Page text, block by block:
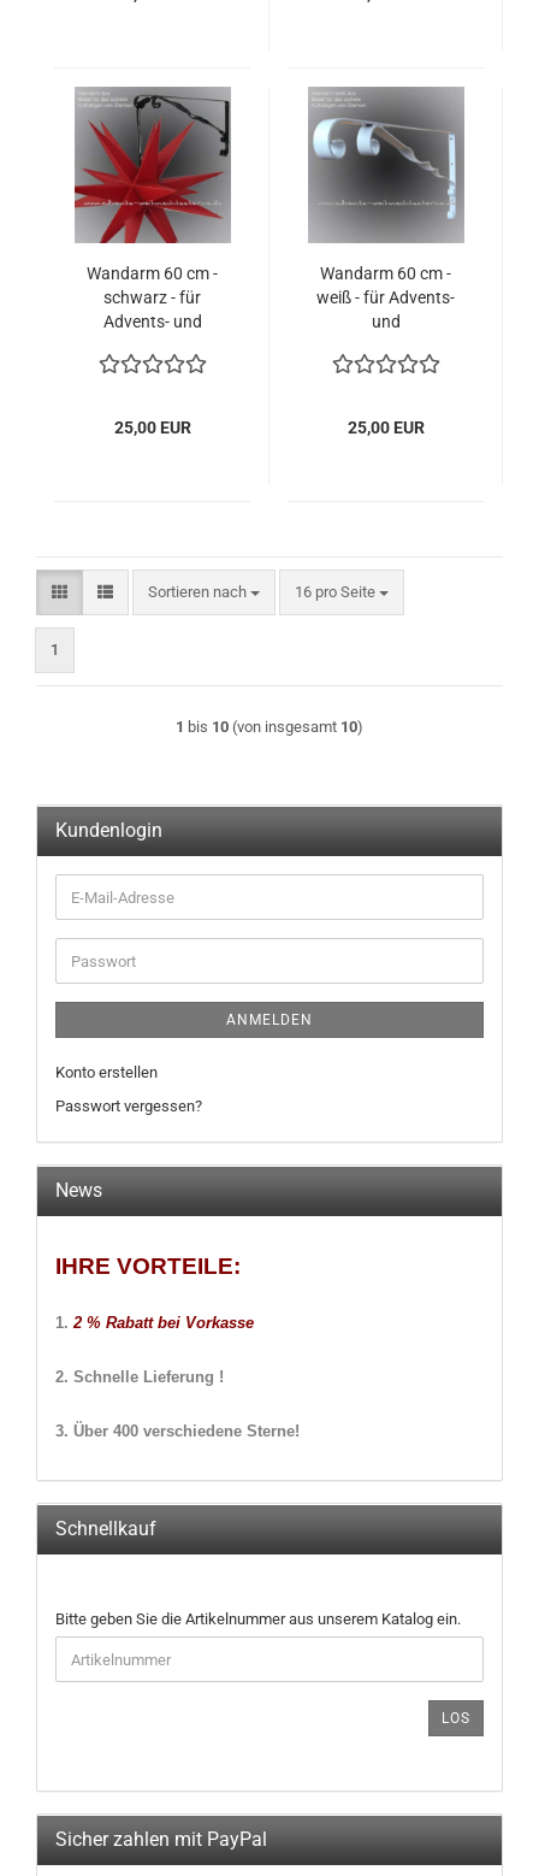
Wandarm 60 cm -
schwarz - für
Advents- und
25,00 EUR
Wandarm 60 cm -
weiß - für Advents-
und
25,00 EUR
Sortieren nach
Sortieren nach 16 pro Seite
pro Seite
1
1 bis 10 (von insgesamt 10)
Kundenlogin
E-
Mail-
Adresse
Passwort
ANMELDEN
Konto erstellen
Passwort vergessen?
News
IHRE VORTEILE:
1.2 % Rabatt bei Vorkasse
2. Schnelle Lieferung !
3. Über 400 verschiedene Sterne!
Schnellkauf
BITTE
GEBEN
SIE
DIE
EIN.
Bitte geben Sie die Artikelnummer aus unserem Katalog ein.
LOS
Sicher zahlen mit PayPal